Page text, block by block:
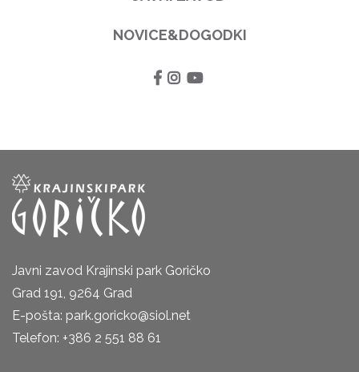
NOVICE&DOGODKI
Javni zavod Krajinski park Goričko
Grad 191, 9264 Grad
E-pošta: park.goricko@siol.net
Telefon: +386 2 551 88 61